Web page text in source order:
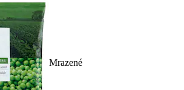
Mrazené